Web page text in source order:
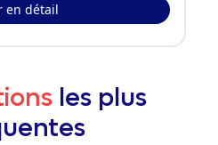
en détail
les plus